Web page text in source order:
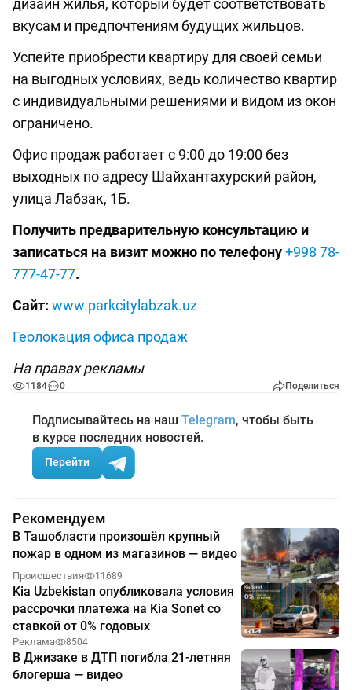
дизайн жилья, который будет соответствовать
вкусам и предпочтениям будущих жильцов.
Успейте приобрести квартиру для своей семьи
на выгодных условиях, ведь количество квартир
с индивидуальными решениями и видом из окон
ограничено.
Офис продаж работает с 9:00 до 19:00 без
выходных по адресу Шайхантахурский район,
улица Лабзак, 1Б.
Получить предварительную консультацию и
записаться на визит можно по телефону+998 78-
777-47-77.
Сайт: www.parkcitylabzak.uz
Геолокация офиса продаж
На правах рекламы
1184 0 Поделиться
Подписывайтесь на наш Telegram, чтобы быть
в курсе последних новостей.
Перейти
Рекомендуем
В Ташобласти произошёл крупный
пожар в одном из магазинов — видео
Происшествия 11689
Kia Uzbekistan опубликовала условия
рассрочки платежа на Kia Sonet со
ставкой от 0% годовых
Реклама 8504
В Джизаке в ДТП погибла 21-летняя
блогерша — видео